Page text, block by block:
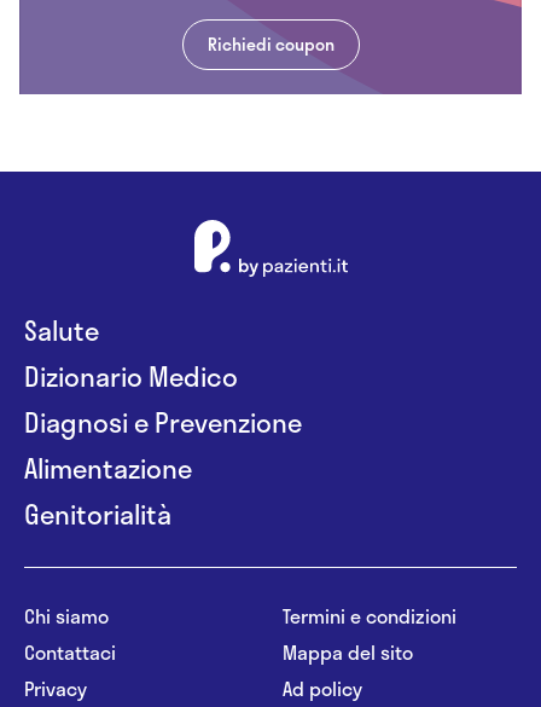
Richiedi coupon
Salute
Dizionario Medico
Diagnosi e Prevenzione
Alimentazione
Genitorialità
Chi siamo
Contattaci
Privacy
Termini e condizioni
Mappa del sito
Ad policy